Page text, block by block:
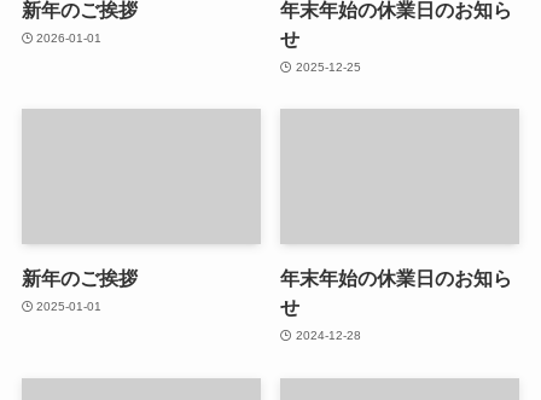
新年のご挨拶
2026-01-01
年末年始の休業日のお知ら
せ
2025-12-25
新年のご挨拶
2025-01-01
年末年始の休業日のお知ら
せ
2024-12-28